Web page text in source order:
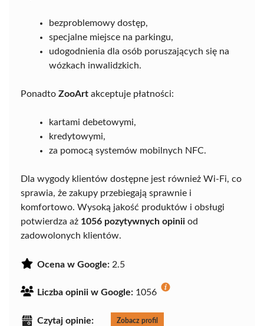
bezproblemowy dostęp,
specjalne miejsce na parkingu,
udogodnienia dla osób poruszających się na
wózkach inwalidzkich.
Ponadto ZooArt akceptuje płatności:
kartami debetowymi,
kredytowymi,
za pomocą systemów mobilnych NFC.
Dla wygody klientów dostępne jest również Wi-Fi, co
sprawia, że zakupy przebiegają sprawnie i
komfortowo. Wysoką jakość produktów i obsługi
potwierdza aż 1056 pozytywnych opinii od
zadowolonych klientów.
Ocena w Google: 2.5
Liczba opinii w Google: 1056
Czytaj opinie: Zobacz profil